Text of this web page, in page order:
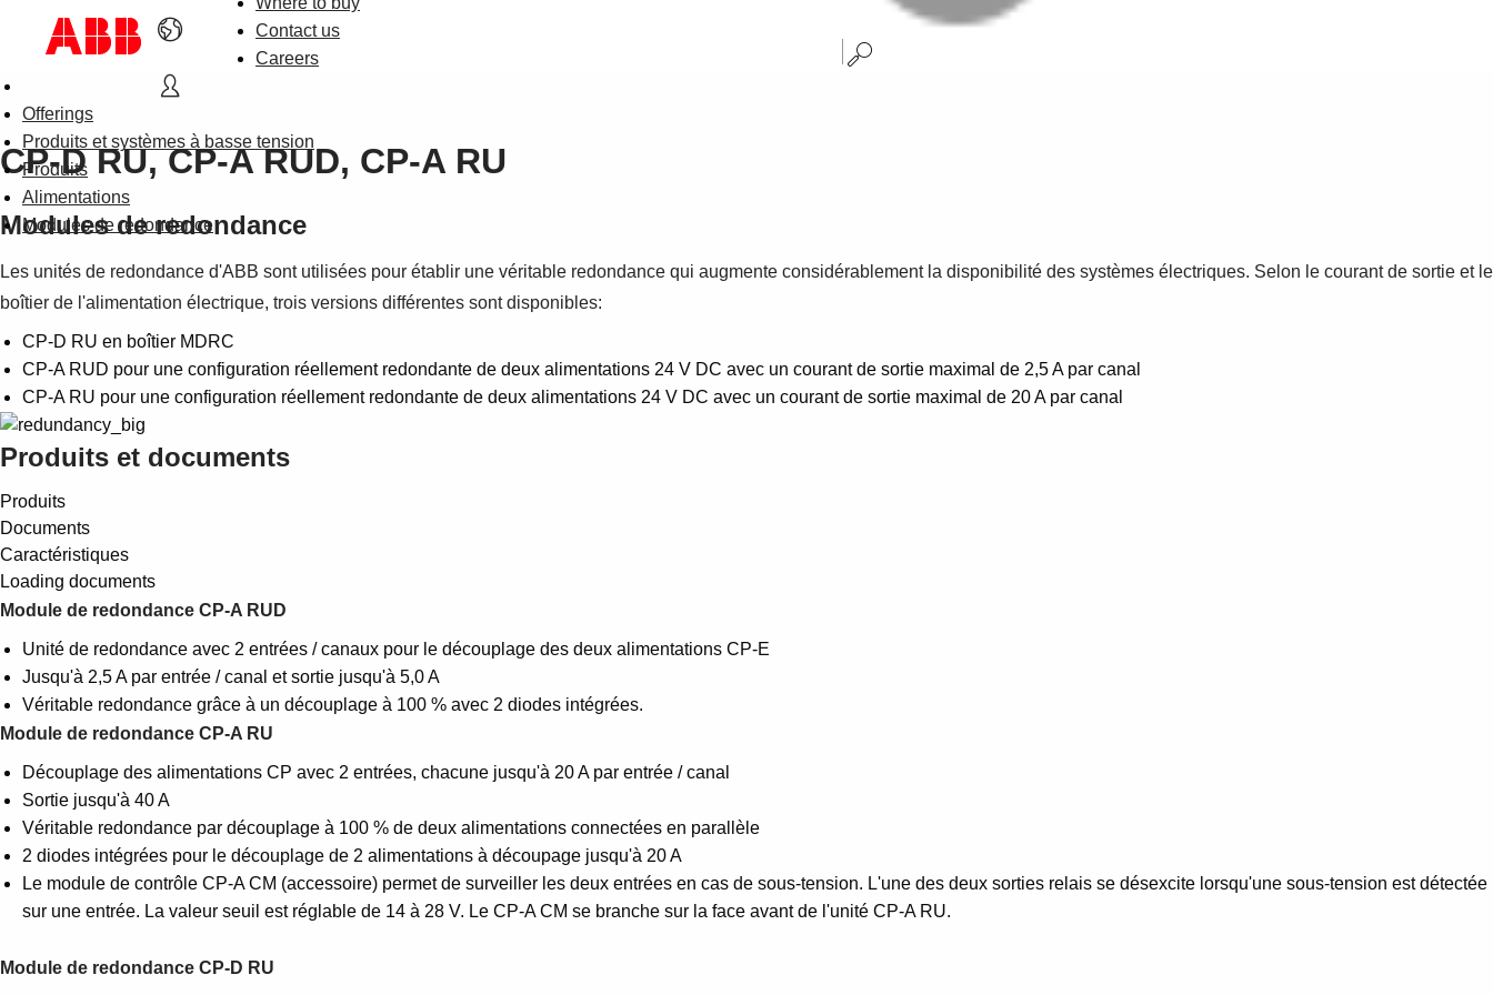
Contact us
Careers
Offerings
Produits et systèmes à basse tension
Produits
Alimentations
Modules de redondance
CP-D RU, CP-A RUD, CP-A RU
Modules de redondance
Les unités de redondance d'ABB sont utilisées pour établir une véritable redondance qui augmente considérablement la disponibilité des systèmes électriques. Selon le courant de sortie et le
boîtier de l'alimentation électrique, trois versions différentes sont disponibles:
CP-D RU en boîtier MDRC
CP-A RUD pour une configuration réellement redondante de deux alimentations 24 V DC avec un courant de sortie maximal de 2,5 A par canal
CP-A RU pour une configuration réellement redondante de deux alimentations 24 V DC avec un courant de sortie maximal de 20 A par canal
Produits et documents
Produits
Documents
Caractéristiques
Loading documents
Module de redondance CP-A RUD
Unité de redondance avec 2 entrées / canaux pour le découplage des deux alimentations CP-E
Jusqu'à 2,5 A par entrée / canal et sortie jusqu'à 5,0 A
Véritable redondance grâce à un découplage à 100 % avec 2 diodes intégrées.
Module de redondance CP-A RU
Découplage des alimentations CP avec 2 entrées, chacune jusqu'à 20 A par entrée / canal
Sortie jusqu'à 40 A
Véritable redondance par découplage à 100 % de deux alimentations connectées en parallèle
2 diodes intégrées pour le découplage de 2 alimentations à découpage jusqu'à 20 A
Le module de contrôle CP-A CM (accessoire) permet de surveiller les deux entrées en cas de sous-tension. L'une des deux sorties relais se désexcite lorsqu'une sous-tension est détectée
sur une entrée. La valeur seuil est réglable de 14 à 28 V. Le CP-A CM se branche sur la face avant de l'unité CP-A RU.
Module de redondance CP-D RU